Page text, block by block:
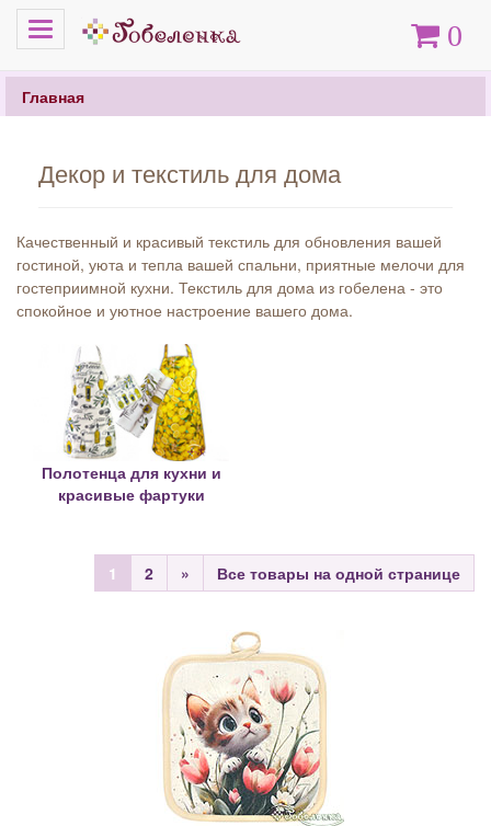
Меню Корзина
0
Главная
Декор и текстиль для дома
Качественный и красивый текстиль для обновления вашей
гостиной, уюта и тепла вашей спальни, приятные мелочи для
гостеприимной кухни. Текстиль для дома из гобелена - это
спокойное и уютное настроение вашего дома.
Полотенца для кухни и
красивые фартуки
1 2 » Все товары на одной странице